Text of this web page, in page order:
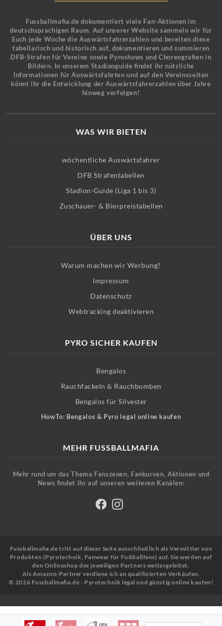
Fussballmafia.de dokumentiert viele Fan-Aktionen im
deutschsprachigen Raum. Auf unserer Website sammeln wir für
Euch jede Woche die Auswärtsfahrerzahlen und bereiten diese
tabellarisch und historisch auf, dokumentieren und summieren
DFB-Strafen für Vereine sowie Pyroshows und Choreografien in
Bildern. In unserem Stadionguide findet ihr nützliche
Informationen für Auswärtsfahrten und auf den Vereinsseiten
könnt ihr die Entwicklung der Auswärtsfahrerzahlen über Jahre
hinweg verfolgen!
WAS WIR BIETEN
wöchentliche Auswärtsfahrer
DFB Strafentabellen
Stadion-Guide (Liga 1 bis 3)
Zuschauer- & Bierpreistabellen
ÜBER UNS
Warum machen wir Werbung?
Impressum
Datenschutz
Webtracking deaktivieren
PYRO SICHER KAUFEN
Bengalos
Rauchfackeln & Rauchbomben
Bengalos für Silvester
HowTo: Bengalos & Pyro legal online kaufen
MEHR FUSSBALLMAFIA
Mehr rund um das Thema Fanszenen, Fankurven, Aktionen und
News findet ihr auf unseren weiteren Kanälen:
Fussballmafia.de tritt auf dieser Seite ausschließlich als Vermittler von
Produkten (Pyrotechnik, Fanwear für Fußballfans) auf. Sie werden auf
den Onlineshop des jeweiligen Partners weitergeleitet.
Als Amazon-Partner verdiene ich an qualifizierten Verkäufen.
© 2026 Fussballmafia.de - Pyrotechnik legal und günstig online kaufen!